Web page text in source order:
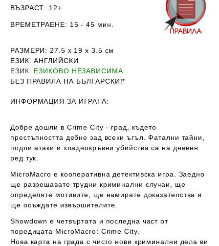
ВЪЗРАСТ: 12+
ВРЕМЕТРАЕНЕ: 15 - 45 мин.
РАЗМЕРИ: 27.5 х 19 х 3.5 см
ЕЗИК: АНГЛИЙСКИ
ЕЗИК: ЕЗИКОВО НЕЗАВИСИМА
БЕЗ ПРАВИЛА НА БЪЛГАРСКИ!*
ИНФОРМАЦИЯ ЗА ИГРАТА:
Добре дошли в Crime City - град, където
престъпността дебне зад всеки ъгъл. Фатални тайни,
подли атаки и хладнокръвни убийства са на дневен
ред тук.
MicroMacro е кооперативна детективска игра. Заедно
ще разрешавате трудни криминални случаи, ще
определяте мотивите, ще намирате доказателства и
ще осъждате извършителите.
Showdown е четвъртата и последна част от
поредицата MicroMacro: Crime City.
Нова карта на града с чисто нови криминални дела ви